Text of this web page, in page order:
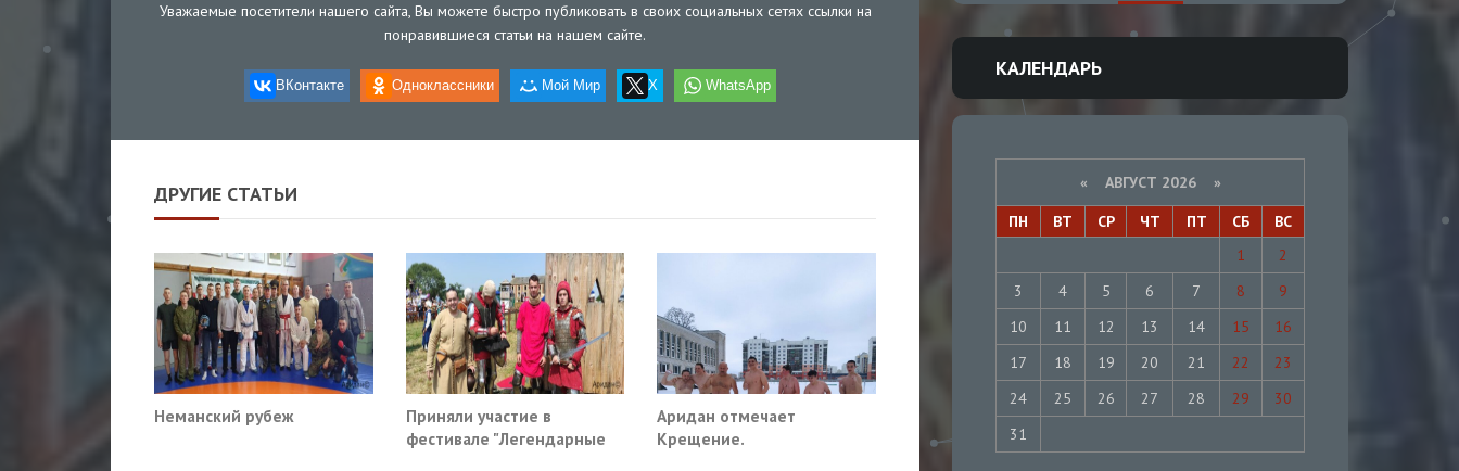
Уважаемые посетители нашего сайта, Вы можете быстро публиковать в своих социальных сетях ссылки на
понравившиеся статьи на нашем сайте.
ВКонтакте Одноклассники Мой Мир X WhatsApp
ДРУГИЕ СТАТЬИ
Неманский рубеж
Приняли участие в
фестивале "Легендарные
Аридан отмечает
Крещение.
КАЛЕНДАРЬ
« АВГУСТ 2026 »
ПН
ВТ СР ЧТ ПТ СБ
ВС
1
2
3
4 5 6 7 8
9
10
11 12 13 14 15
16
17
18 19 20 21 22
23
24
25 26 27 28 29
30
31